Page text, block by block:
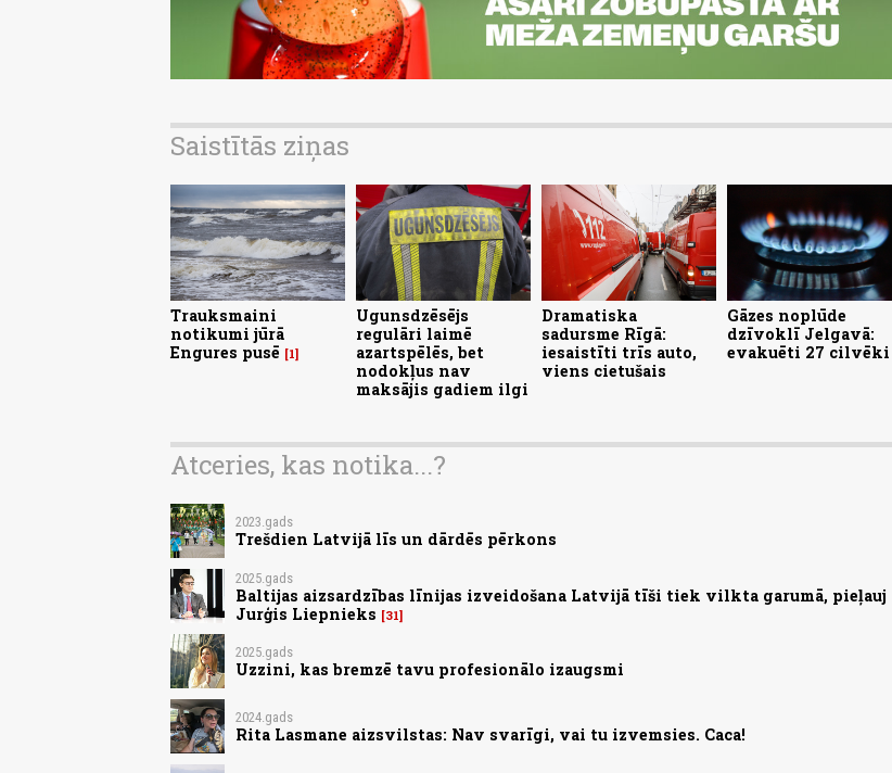
Saistītās ziņas
Trauksmaini
notikumi jūrā
Engures pusē
1
Ugunsdzēsējs
regulāri laimē
azartspēlēs, bet
nodokļus nav
maksājis gadiem ilgi
Dramatiska
sadursme Rīgā:
iesaistīti trīs auto,
viens cietušais
Gāzes noplūde
dzīvoklī Jelgavā:
evakuēti 27 cilvēki
Atceries, kas notika...?
2023.gads
Trešdien Latvijā līs un dārdēs pērkons
2025.gads
Baltijas aizsardzības līnijas izveidošana Latvijā tīši tiek vilkta garumā, pieļauj
Jurģis Liepnieks
31
2025.gads
Uzzini, kas bremzē tavu profesionālo izaugsmi
2024.gads
Rita Lasmane aizsvilstas: Nav svarīgi, vai tu izvemsies. Caca!